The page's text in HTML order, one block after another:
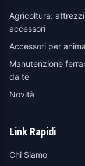
Agricoltura:
accessori
Accessori per
Manutenzione
da te
Novità
Link Rapidi
Chi Siamo